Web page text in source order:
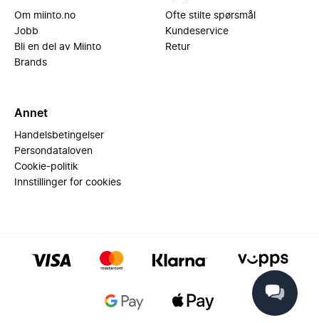
Om miinto.no
Jobb
Bli en del av Miinto
Brands
Ofte stilte spørsmål
Kundeservice
Retur
Annet
Handelsbetingelser
Persondataloven
Cookie-politik
Innstillinger for cookies